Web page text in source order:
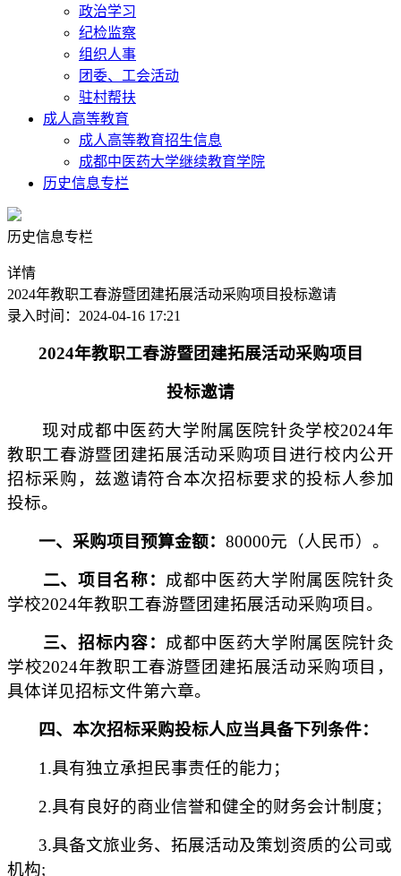
政治学习
纪检监察
组织人事
团委、工会活动
驻村帮扶
成人高等教育
成人高等教育招生信息
成都中医药大学继续教育学院
历史信息专栏
历史信息专栏
详情
2024年教职工春游暨团建拓展活动采购项目投标邀请
录入时间：2024-04-16 17:21
2024年教职工春游暨团建拓展活动采购项目
投标邀请
现对成都中医药大学附属医院针灸学校2024年
教职工春游暨团建拓展活动采购项目 进行校内公开
招标采购，兹邀请符合本次招标要求的投标人参加
投标。
一、采购项目预算金额： 80000元 （人民币） 。
二、 项目名称： 成都中医药大学附属医院针灸
学校2024年教职工春游暨团建拓展活动采购项目。
三、 招标内容： 成都中医药大学附属医院针灸
学校2024年教职工春游暨团建拓展活动采购项目 ，
具体详见招标文件第六章。
四、本次招标采购投标人应当具备下列条件：
1.具有独立承担民事责任的能力；
2.具有良好的商业信誉和健全的财务会计制度；
3.具备文旅业务、拓展活动及策划资质的公司或
机构;